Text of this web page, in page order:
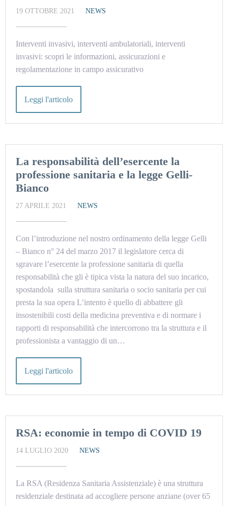
19 OTTOBRE 2021 NEWS
Interventi invasivi, interventi ambulatoriali, interventi
invasivi: scopri le informazioni, assicurazioni e
regolamentazione in campo assicurativo
Leggi l'articolo
La responsabilità dell’esercente la
professione sanitaria e la legge Gelli-
Bianco
27 APRILE 2021 NEWS
Con l’introduzione nel nostro ordinamento della legge Gelli
– Bianco n° 24 del marzo 2017 il legislatore cerca di
sgravare l’esercente la professione sanitaria di quella
responsabilità che gli è tipica vista la natura del suo incarico,
spostandola sulla struttura sanitaria o socio sanitaria per cui
presta la sua opera L’intento è quello di abbattere gli
insostenibili costi della medicina preventiva e di normare i
rapporti di responsabilità che intercorrono tra la struttura e il
professionista a vantaggio di un…
Leggi l'articolo
RSA: economie in tempo di COVID 19
14 LUGLIO 2020 NEWS
La RSA (Residenza Sanitaria Assistenziale) è una struttura
residenziale destinata ad accogliere persone anziane (over 65